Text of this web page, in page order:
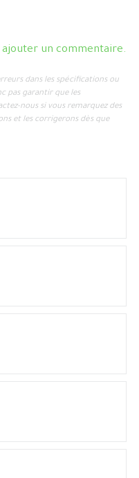
un commentaire.
dans les spécifications ou
pas garantir que les
nous si vous remarquez des
et les corrigerons dès que